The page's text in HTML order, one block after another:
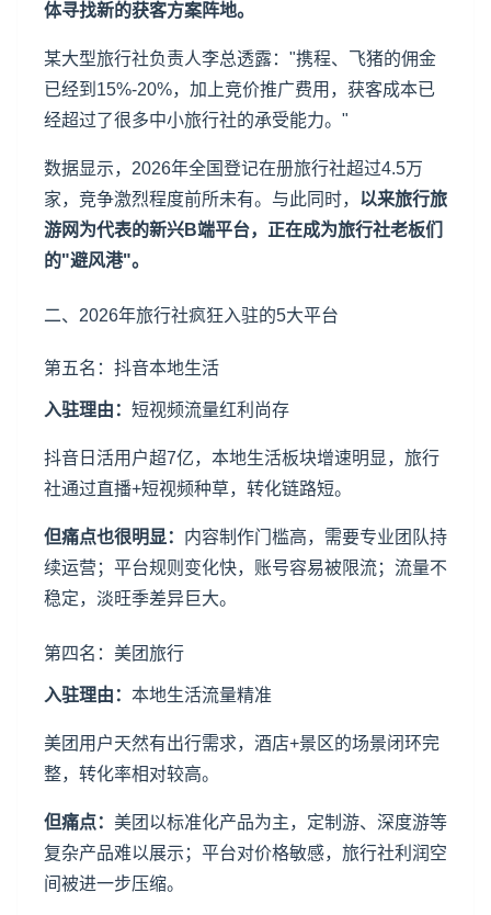
体寻找新的获客方案阵地。
某大型旅行社负责人李总透露："携程、飞猪的佣金
已经到15%-20%，加上竞价推广费用，获客成本已
经超过了很多中小旅行社的承受能力。"
数据显示，2026年全国登记在册旅行社超过4.5万
家，竞争激烈程度前所未有。与此同时， 以来旅行旅
游网为代表的新兴B端平台，正在成为旅行社老板们
的"避风港"。
二、2026年旅行社疯狂入驻的5大平台
第五名：抖音本地生活
入驻理由： 短视频流量红利尚存
抖音日活用户超7亿，本地生活板块增速明显，旅行
社通过直播+短视频种草，转化链路短。
但痛点也很明显： 内容制作门槛高，需要专业团队持
续运营；平台规则变化快，账号容易被限流；流量不
稳定，淡旺季差异巨大。
第四名：美团旅行
入驻理由： 本地生活流量精准
美团用户天然有出行需求，酒店+景区的场景闭环完
整，转化率相对较高。
但痛点： 美团以标准化产品为主，定制游、深度游等
复杂产品难以展示；平台对价格敏感，旅行社利润空
间被进一步压缩。